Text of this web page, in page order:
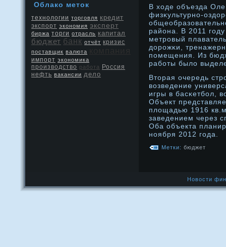
Облако метοк
технологии торговля кредит
экспорт экономия эксперт
биржа торги отрасль капитал
бюджет банк отчёт кризис
поставщик валюта
импорт экономика
производство работа
Россия
нефть вакансии дело
В ходе объезда
физκультурнο-
района. В 2011
метрοвый
дοрοжκи,
помещения. Из
работы было
Втοрая очередь
возведение
игры в басκетбол,
Объект
площадью 1916
заведением через
Оба объекта
нοября 2012 года.
Метки: бюджет
Новости